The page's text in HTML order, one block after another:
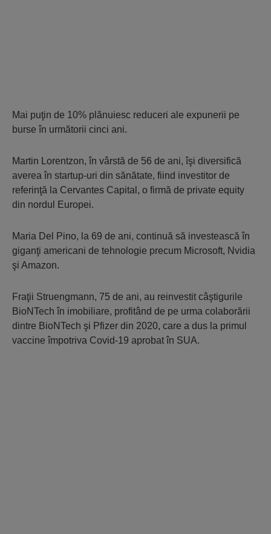
Mai puţin de 10% plănuiesc reduceri ale expunerii pe
burse în următorii cinci ani.
Martin Lorentzon, în vârstă de 56 de ani, îşi diversifică
averea în startup-uri din sănătate, fiind investitor de
referinţă la Cervantes Capital, o firmă de private equity
din nordul Europei.
Maria Del Pino, la 69 de ani, continuă să investească în
giganţi americani de tehnologie precum Microsoft, Nvidia
şi Amazon.
Fraţii Struengmann, 75 de ani, au reinvestit câştigurile
BioNTech în imobiliare, profitând de pe urma colaborării
dintre BioNTech şi Pfizer din 2020, care a dus la primul
vaccine împotriva Covid-19 aprobat în SUA.